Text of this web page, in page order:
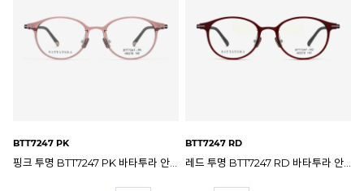
BTT7247 BK
블랙 BTT7247 BK 바타투라 안경테